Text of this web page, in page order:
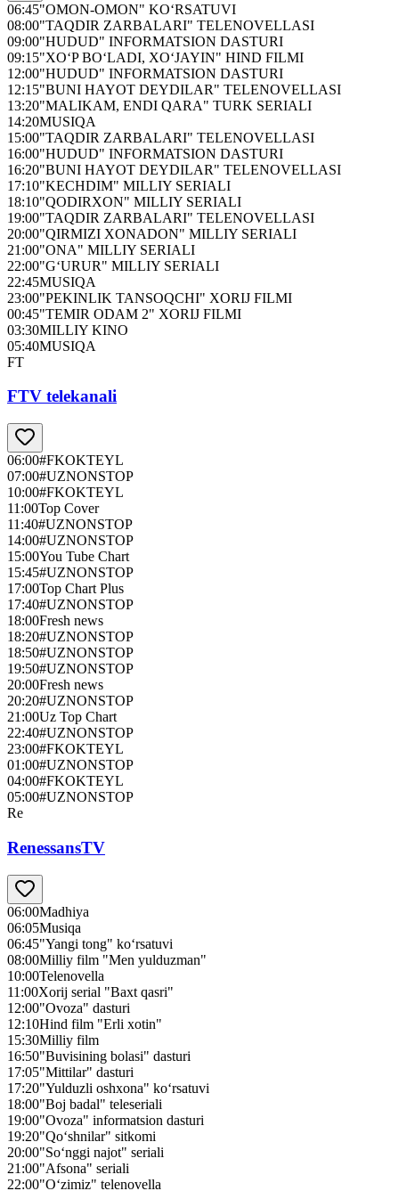
06:45"OMON-OMON" KO‘RSATUVI
08:00"TAQDIR ZARBALARI" TELENOVELLASI
09:00"HUDUD" INFORMATSION DASTURI
09:15"XO‘P BO‘LADI, XO‘JAYIN" HIND FILMI
12:00"HUDUD" INFORMATSION DASTURI
12:15"BUNI HAYOT DEYDILAR" TELENOVELLASI
13:20"MALIKAM, ENDI QARA" TURK SERIALI
14:20MUSIQA
15:00"TAQDIR ZARBALARI" TELENOVELLASI
16:00"HUDUD" INFORMATSION DASTURI
16:20"BUNI HAYOT DEYDILAR" TELENOVELLASI
17:10"KECHDIM" MILLIY SERIALI
18:10"QODIRXON" MILLIY SERIALI
19:00"TAQDIR ZARBALARI" TELENOVELLASI
20:00"QIRMIZI XONADON" MILLIY SERIALI
21:00"ONA" MILLIY SERIALI
22:00"G‘URUR" MILLIY SERIALI
22:45MUSIQA
23:00"PEKINLIK TANSOQCHI" XORIJ FILMI
00:45"TEMIR ODAM 2" XORIJ FILMI
03:30MILLIY KINO
05:40MUSIQA
FT
FTV telekanali
06:00#FKOKTEYL
07:00#UZNONSTOP
10:00#FKOKTEYL
11:00Top Cover
11:40#UZNONSTOP
14:00#UZNONSTOP
15:00You Tube Chart
15:45#UZNONSTOP
17:00Top Chart Plus
17:40#UZNONSTOP
18:00Fresh news
18:20#UZNONSTOP
18:50#UZNONSTOP
19:50#UZNONSTOP
20:00Fresh news
20:20#UZNONSTOP
21:00Uz Top Chart
22:40#UZNONSTOP
23:00#FKOKTEYL
01:00#UZNONSTOP
04:00#FKOKTEYL
05:00#UZNONSTOP
Re
RenessansTV
06:00Madhiya
06:05Musiqa
06:45"Yangi tong" ko‘rsatuvi
08:00Milliy film "Men yulduzman"
10:00Telenovella
11:00Xorij serial "Baxt qasri"
12:00"Ovoza" dasturi
12:10Hind film "Erli xotin"
15:30Milliy film
16:50"Buvisining bolasi" dasturi
17:05"Mittilar" dasturi
17:20"Yulduzli oshxona" ko‘rsatuvi
18:00"Boj badal" teleseriali
19:00"Ovoza" informatsion dasturi
19:20"Qo‘shnilar" sitkomi
20:00"So‘nggi najot" seriali
21:00"Afsona" seriali
22:00"O‘zimiz" telenovella